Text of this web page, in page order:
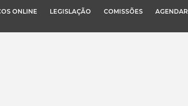
ONLINE LEGISLAÇÃO COMISSÕES